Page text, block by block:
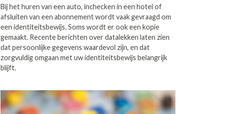
Bij het huren van een auto, inchecken in een hotel of
afsluiten van een abonnement wordt vaak gevraagd om
een identiteitsbewijs. Soms wordt er ook een kopie
gemaakt. Recente berichten over datalekken laten zien
dat persoonlijke gegevens waardevol zijn, en dat
zorgvuldig omgaan met uw identiteitsbewijs belangrijk
blijft.